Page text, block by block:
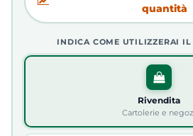
quantità
INDICA COME UTILIZZERAI IL
Rivendita
Cartolerie e